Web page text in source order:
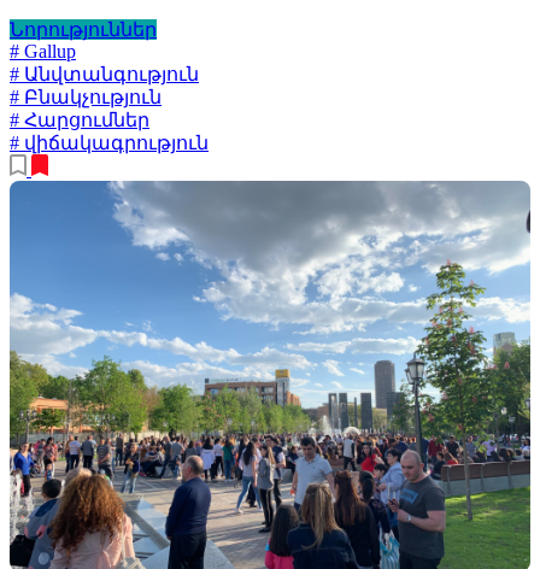
Նորություններ
# Gallup
# Անվտանգություն
# Բնակչություն
# Հարցումներ
# վիճակագրություն